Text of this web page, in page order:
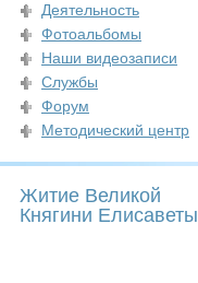
Деятельность
Фотоальбомы
Наши видеозаписи
Службы
Форум
Методический центр
Житие Великой
Княгини Елисаветы